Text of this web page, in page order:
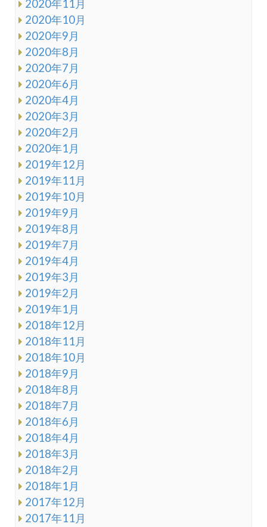
2020年11月
2020年10月
2020年9月
2020年8月
2020年7月
2020年6月
2020年4月
2020年3月
2020年2月
2020年1月
2019年12月
2019年11月
2019年10月
2019年9月
2019年8月
2019年7月
2019年4月
2019年3月
2019年2月
2019年1月
2018年12月
2018年11月
2018年10月
2018年9月
2018年8月
2018年7月
2018年6月
2018年4月
2018年3月
2018年2月
2018年1月
2017年12月
2017年11月